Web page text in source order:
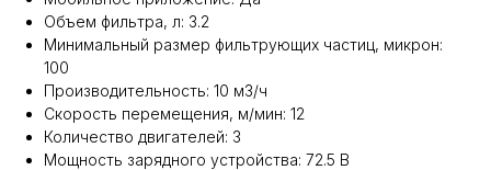
Объем фильтра, л: 3.2
Минимальный размер фильтрующих частиц, микрон:
100
Производительность: 10 м3/ч
Скорость перемещения, м/мин: 12
Количество двигателей: 3
Мощность зарядного устройства: 72.5 В